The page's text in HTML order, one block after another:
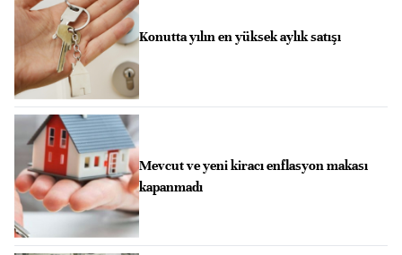
Konutta yılın en yüksek aylık satışı
Mevcut ve yeni kiracı enflasyon makası
kapanmadı